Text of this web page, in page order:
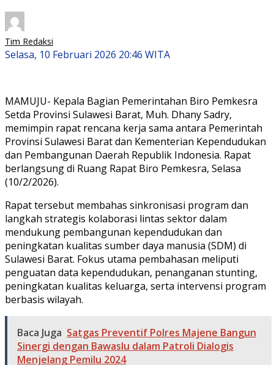
Tim Redaksi
Selasa, 10 Februari 2026 20:46 WITA
MAMUJU- Kepala Bagian Pemerintahan Biro Pemkesra
Setda Provinsi Sulawesi Barat, Muh. Dhany Sadry,
memimpin rapat rencana kerja sama antara Pemerintah
Provinsi Sulawesi Barat dan Kementerian Kependudukan
dan Pembangunan Daerah Republik Indonesia. Rapat
berlangsung di Ruang Rapat Biro Pemkesra, Selasa
(10/2/2026).
Rapat tersebut membahas sinkronisasi program dan
langkah strategis kolaborasi lintas sektor dalam
mendukung pembangunan kependudukan dan
peningkatan kualitas sumber daya manusia (SDM) di
Sulawesi Barat. Fokus utama pembahasan meliputi
penguatan data kependudukan, penanganan stunting,
peningkatan kualitas keluarga, serta intervensi program
berbasis wilayah.
Baca Juga Satgas Preventif Polres Majene Bangun
Sinergi dengan Bawaslu dalam Patroli Dialogis
Menjelang Pemilu 2024